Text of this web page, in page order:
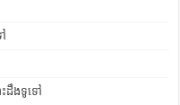
ដឹងទូទៅ